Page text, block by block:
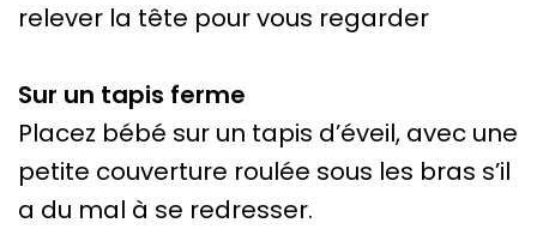
relever la tête pour vous regarder
Sur un tapis ferme
Placez bébé sur un tapis d’éveil, avec une
petite couverture roulée sous les bras s’il
a du mal à se redresser.